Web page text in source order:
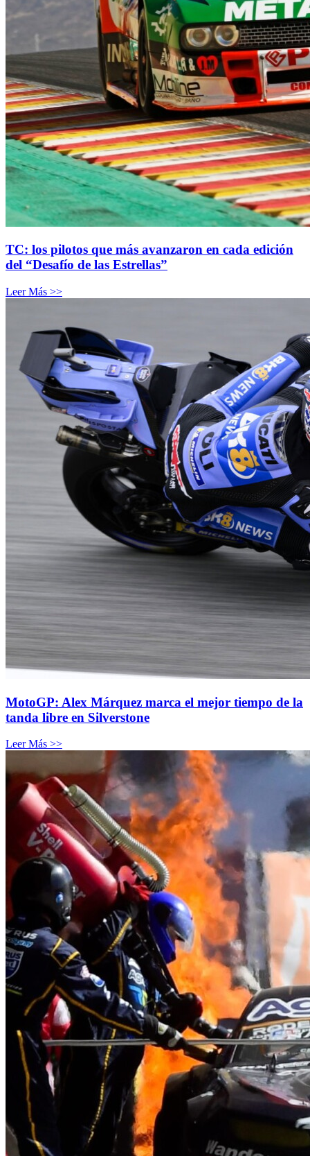
TC: los pilotos que más avanzaron en cada edición
del “Desafío de las Estrellas”
Leer Más >>
MotoGP: Alex Márquez marca el mejor tiempo de la
tanda libre en Silverstone
Leer Más >>